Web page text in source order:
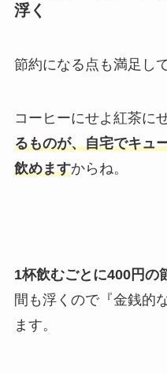
浮く
節約になる点も満足し
コーヒーにせよ紅茶にせ
るものが、自宅でキュ
飲めますからね。
1杯飲むごとに400円の
間も浮くので『金銭的
ます。